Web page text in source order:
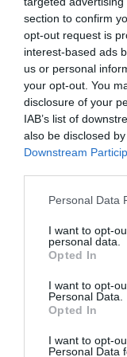
section to confirm
opt-out request is
interest-based ads
us or personal
your opt-out. You
disclosure of your
IAB’s list of
also be disclosed
Downstream
Please note that
not limited to your
grant or deny
use your data for
consent section.
Personal Data
I want to opt-
personal data.
Opted In
I want to opt-
Personal Data.
Opted In
I want to opt-
Personal Data
egészségmegőrzés
egészség